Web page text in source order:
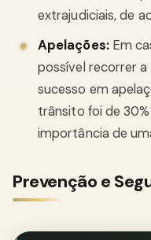
extrajudiciais, de
Apelações:Em
possível recorrer
sucesso em
trânsito foi de
importância de
Prevenção e